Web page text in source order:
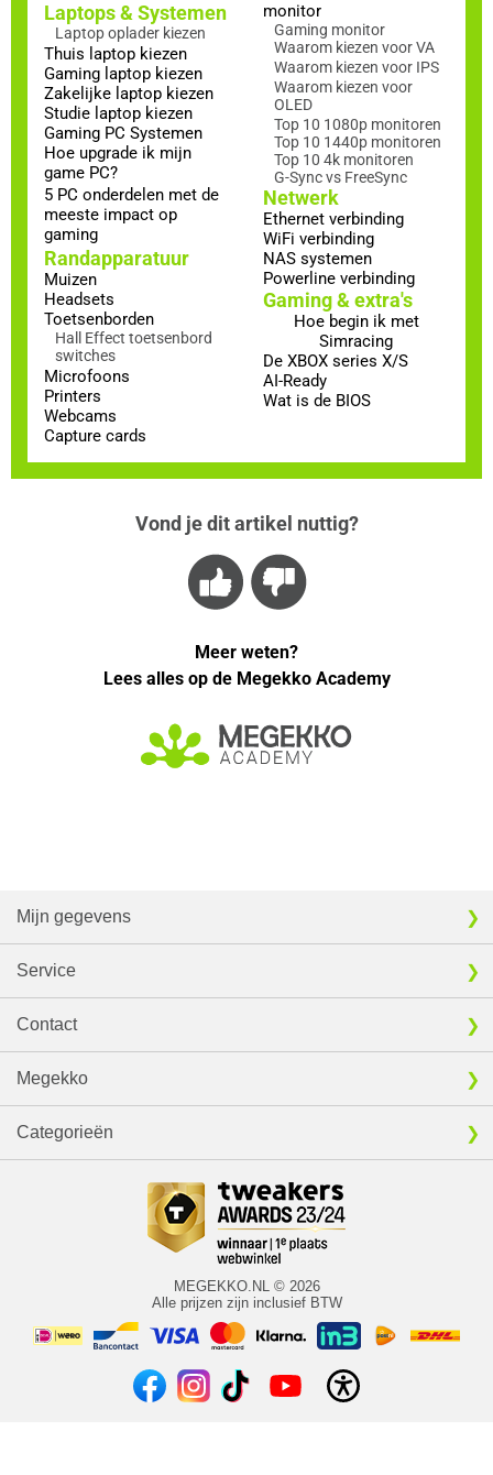
Laptops & Systemen
Laptop oplader kiezen
Thuis laptop kiezen
Gaming laptop kiezen
Zakelijke laptop kiezen
Studie laptop kiezen
Gaming PC Systemen
Hoe upgrade ik mijn
game PC?
5 PC onderdelen met de
meeste impact op
gaming
Randapparatuur
Muizen
Headsets
Toetsenborden
Hall Effect toetsenbord
switches
Microfoons
Printers
Webcams
Capture cards
monitor
Gaming monitor
Waarom kiezen voor VA
Waarom kiezen voor IPS
Waarom kiezen voor
OLED
Top 10 1080p monitoren
Top 10 1440p monitoren
Top 10 4k monitoren
G-Sync vs FreeSync
Netwerk
Ethernet verbinding
WiFi verbinding
NAS systemen
Powerline verbinding
Gaming & extra's
Hoe begin ik met
Simracing
De XBOX series X/S
AI-Ready
Wat is de BIOS
Vond je dit artikel nuttig?
Meer weten?
Lees alles op de Megekko Academy
Mijn gegevens
Service
Contact
Megekko
Categorieën
MEGEKKO.NL © 2026
Alle prijzen zijn inclusief BTW